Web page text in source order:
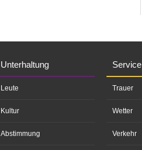
Unterhaltung
Leute
Kultur
Abstimmung
Service
Trauer
Wetter
Verkehr